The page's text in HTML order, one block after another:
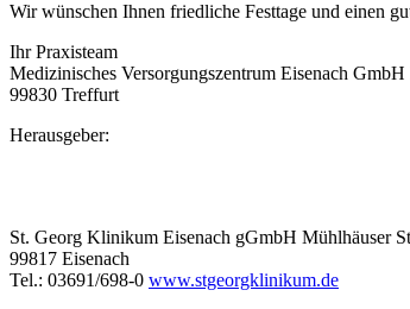
Wir wünschen Ihnen friedliche Festtage und einen
Ihr Praxisteam
Medizinisches Versorgungszentrum Eisenach
99830 Treffurt
Herausgeber:
St. Georg Klinikum Eisenach gGmbH Mühlhäuser
99817 Eisenach
Tel.: 03691/698-0 www.stgeorgklinikum.de